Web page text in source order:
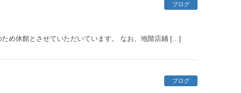
ブログ
め休館とさせていただいています。 なお、地階店鋪 […]
ブログ